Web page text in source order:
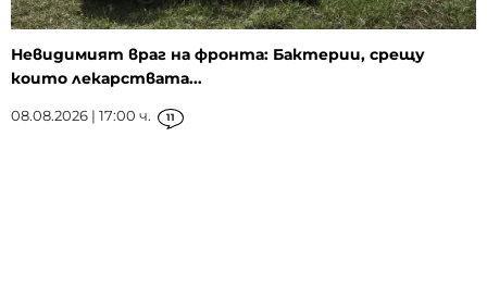
Невидимият враг на фронта: Бактерии, срещу
които лекарствата...
08.08.2026 | 17:00 ч. 11